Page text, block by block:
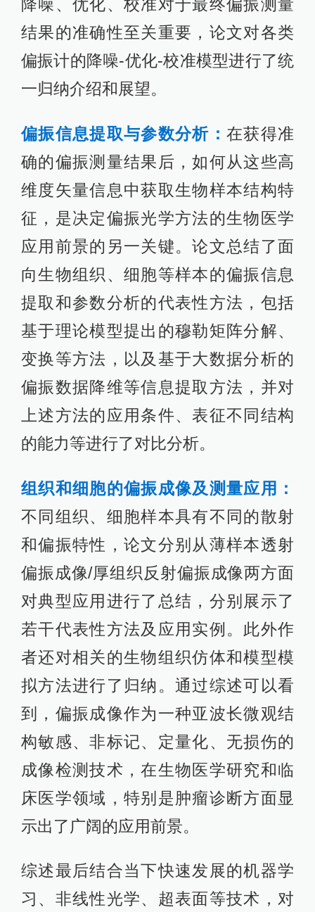
降噪、优化、校准对于最终偏振测量
结果的准确性至关重要，论文对各类
偏振计的降噪-优化-校准模型进行了统
一归纳介绍和展望。
偏振信息提取与参数分析：在获得准
确的偏振测量结果后，如何从这些高
维度矢量信息中获取生物样本结构特
征，是决定偏振光学方法的生物医学
应用前景的另一关键。论文总结了面
向生物组织、细胞等样本的偏振信息
提取和参数分析的代表性方法，包括
基于理论模型提出的穆勒矩阵分解、
变换等方法，以及基于大数据分析的
偏振数据降维等信息提取方法，并对
上述方法的应用条件、表征不同结构
的能力等进行了对比分析。
组织和细胞的偏振成像及测量应用：
不同组织、细胞样本具有不同的散射
和偏振特性，论文分别从薄样本透射
偏振成像/厚组织反射偏振成像两方面
对典型应用进行了总结，分别展示了
若干代表性方法及应用实例。此外作
者还对相关的生物组织仿体和模型模
拟方法进行了归纳。通过综述可以看
到，偏振成像作为一种亚波长微观结
构敏感、非标记、定量化、无损伤的
成像检测技术，在生物医学研究和临
床医学领域，特别是肿瘤诊断方面显
示出了广阔的应用前景。
综述最后结合当下快速发展的机器学
习、非线性光学、超表面等技术，对